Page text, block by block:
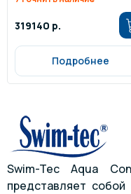
319140 р.
Подробнее
Swim-Tec Aqua
представляет